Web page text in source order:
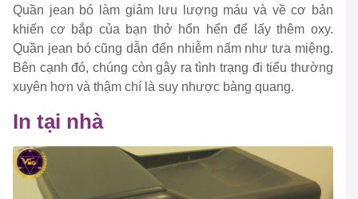
Quần jean bó làm giảm lưu lượng máu và về cơ bản
khiến cơ bắp của bạn thở hổn hển để lấy thêm oxy.
Quần jean bó cũng dẫn đến nhiễm nấm như tưa miệng.
Bên cạnh đó, chúng còn gây ra tình trạng đi tiểu thường
xuyên hơn và thậm chí là suy nhược bàng quang.
In tại nhà